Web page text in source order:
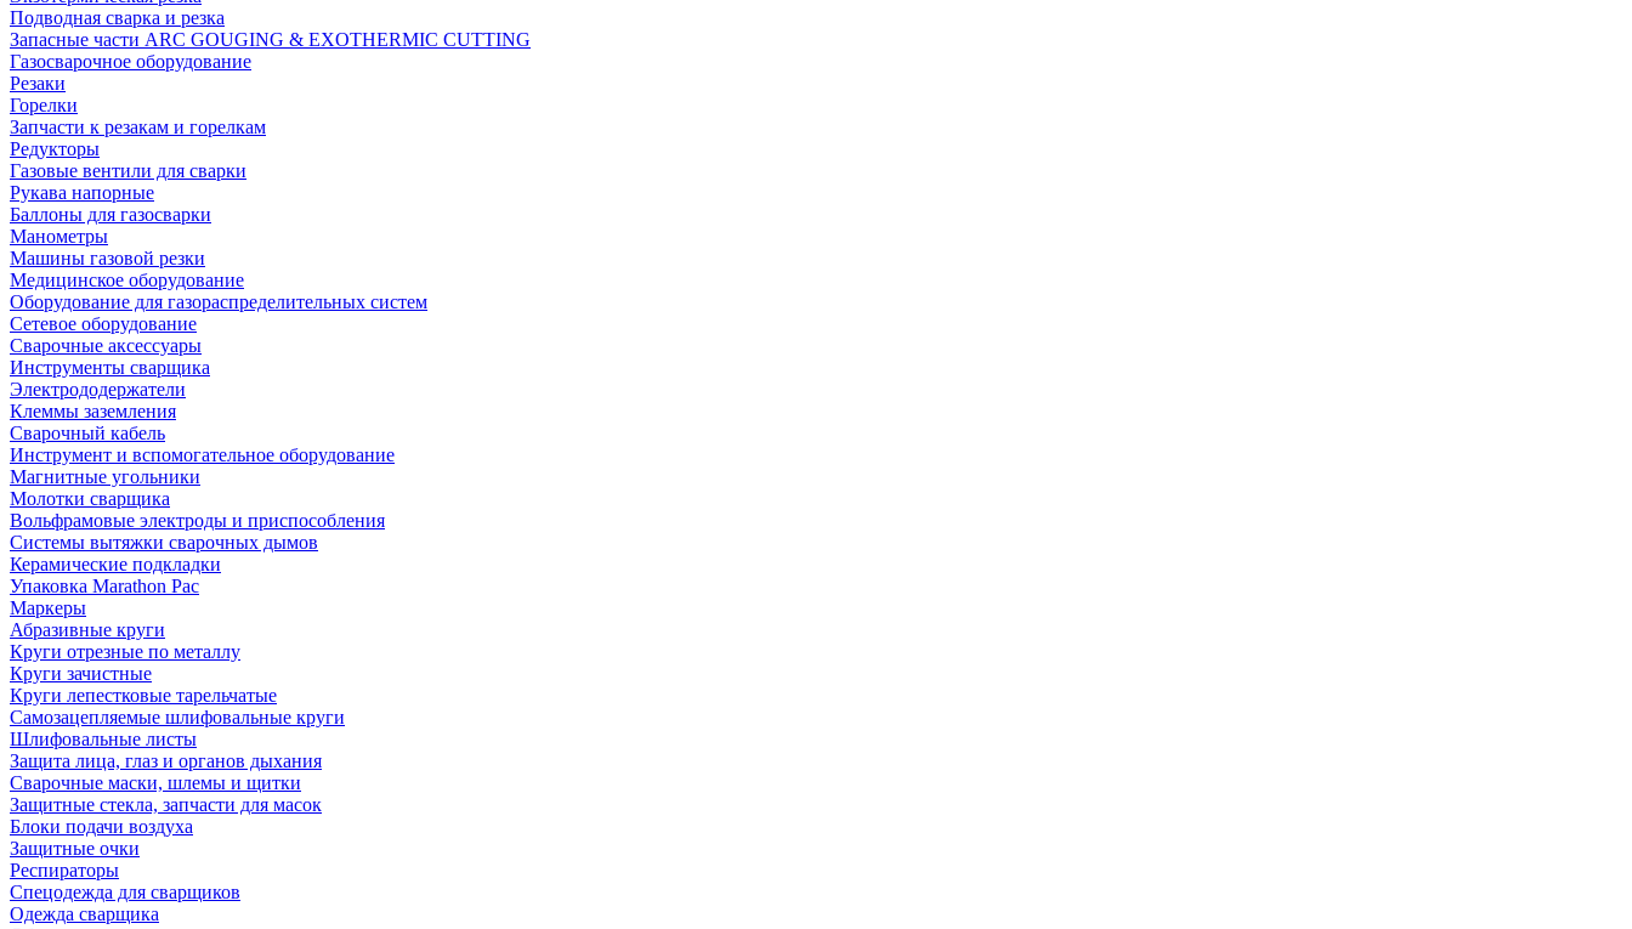
Подводная сварка и резка
Запасные части ARC GOUGING & EXOTHERMIC CUTTING
Газосварочное оборудование
Резаки
Горелки
Запчасти к резакам и горелкам
Редукторы
Газовые вентили для сварки
Рукава напорные
Баллоны для газосварки
Манометры
Машины газовой резки
Медицинское оборудование
Оборудование для газораспределительных систем
Сетевое оборудование
Сварочные аксессуары
Инструменты сварщика
Электрододержатели
Клеммы заземления
Сварочный кабель
Инструмент и вспомогательное оборудование
Магнитные угольники
Молотки сварщика
Вольфрамовые электроды и приспособления
Системы вытяжки сварочных дымов
Керамические подкладки
Упаковка Marathon Pac
Маркеры
Абразивные круги
Круги отрезные по металлу
Круги зачистные
Круги лепестковые тарельчатые
Самозацепляемые шлифовальные круги
Шлифовальные листы
Защита лица, глаз и органов дыхания
Сварочные маски, шлемы и щитки
Защитные стекла, запчасти для масок
Блоки подачи воздуха
Защитные очки
Респираторы
Спецодежда для сварщиков
Одежда сварщика